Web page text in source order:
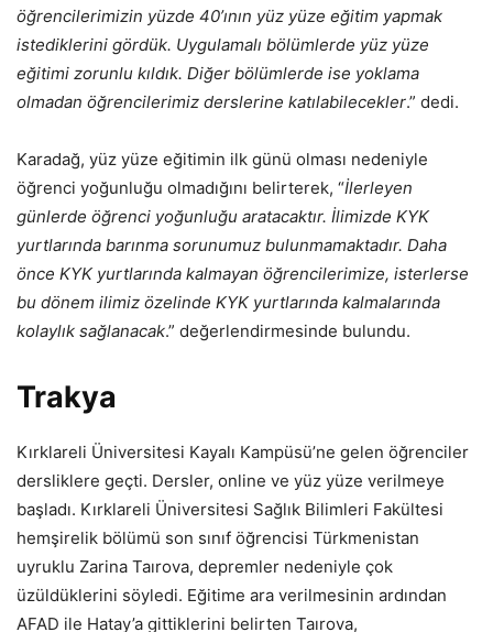
öğrencilerimizin yüzde 40’ının yüz yüze eğitim yapmak
istediklerini gördük. Uygulamalı bölümlerde yüz yüze
eğitimi zorunlu kıldık. Diğer bölümlerde ise yoklama
olmadan öğrencilerimiz derslerine katılabilecekler.” dedi.
Karadağ, yüz yüze eğitimin ilk günü olması nedeniyle
öğrenci yoğunluğu olmadığını belirterek, “İlerleyen
günlerde öğrenci yoğunluğu aratacaktır. İlimizde KYK
yurtlarında barınma sorunumuz bulunmamaktadır. Daha
önce KYK yurtlarında kalmayan öğrencilerimize, isterlerse
bu dönem ilimiz özelinde KYK yurtlarında kalmalarında
kolaylık sağlanacak.” değerlendirmesinde bulundu.
Trakya
Kırklareli Üniversitesi Kayalı Kampüsü’ne gelen öğrenciler
dersliklere geçti. Dersler, online ve yüz yüze verilmeye
başladı. Kırklareli Üniversitesi Sağlık Bilimleri Fakültesi
hemşirelik bölümü son sınıf öğrencisi Türkmenistan
uyruklu Zarina Taırova, depremler nedeniyle çok
üzüldüklerini söyledi. Eğitime ara verilmesinin ardından
AFAD ile Hatay’a gittiklerini belirten Taırova,